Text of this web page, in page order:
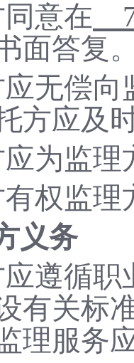
同意在
面答复
无偿
方应及
为监
权监
义务
遵循
有关标
理服务